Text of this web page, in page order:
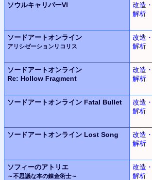
ソウルキャリバーVI
改造・
解析
ソードアートオンライン
アリシゼーションリコリス
改造・
解析
ソードアートオンライン
Re: Hollow Fragment
改造・
解析
ソードアートオンライン Fatal Bullet
改造・
解析
ソードアートオンライン Lost Song
改造・
解析
ソフィーのアトリエ
～不思議な本の錬金術士～
改造・
解析